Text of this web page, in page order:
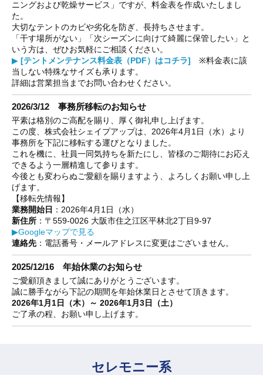
ニングおよび乾燥サービス」ですが、料金表を作成いたしまし
た。
大切なテントのカビや劣化を防ぎ、長持ちさせます。
「干す場所がない」「次シーズンに向けて綺麗に保管したい」と
いう方は、ぜひお気軽にご相談ください。
▶ [テントメンテナンス料金表（PDF）はコチラ] ※料金表に該
当しない特殊なサイズも承ります。
詳細は営業担当までお問い合わせください。
2026/3/12 事務所移転のお知らせ
平素は格別のご高配を賜り、厚く御礼申し上げます。
この度、株式会社シェイプアップは、2026年4月1日（水）より
事務所を下記に移転する運びとなりました。
これを機に、社員一同気持ちを新たにし、皆様のご期待にお応え
できるよう一層精進して参ります。
今後とも変わらぬご愛顧を賜りますよう、よろしくお願い申し上
げます。
【移転先情報】
業務開始日 ：2026年4月1日（水）
新住所 ：〒559-0026 大阪市住之江区平林北2丁目9-97
▶Googleマップで見る
連絡先：電話番号・メールアドレスに変更はございません。
2025/12/16 年始休業のお知らせ
ご愛顧頂きまして誠にありがとうございます。
誠に勝手ながら下記の期間を年始休業日とさせて頂きます。
2026年1月1日（木）～ 2026年1月3日（土）
ご了承の程、お願い申し上げます。
セレモニー系